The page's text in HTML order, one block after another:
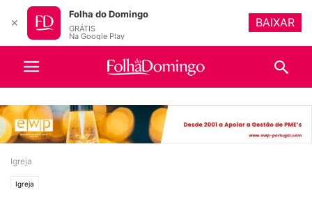
Igreja
Igreja
✕
Folha do Domingo
GRÁTIS
Na Google Play
BAIXAR